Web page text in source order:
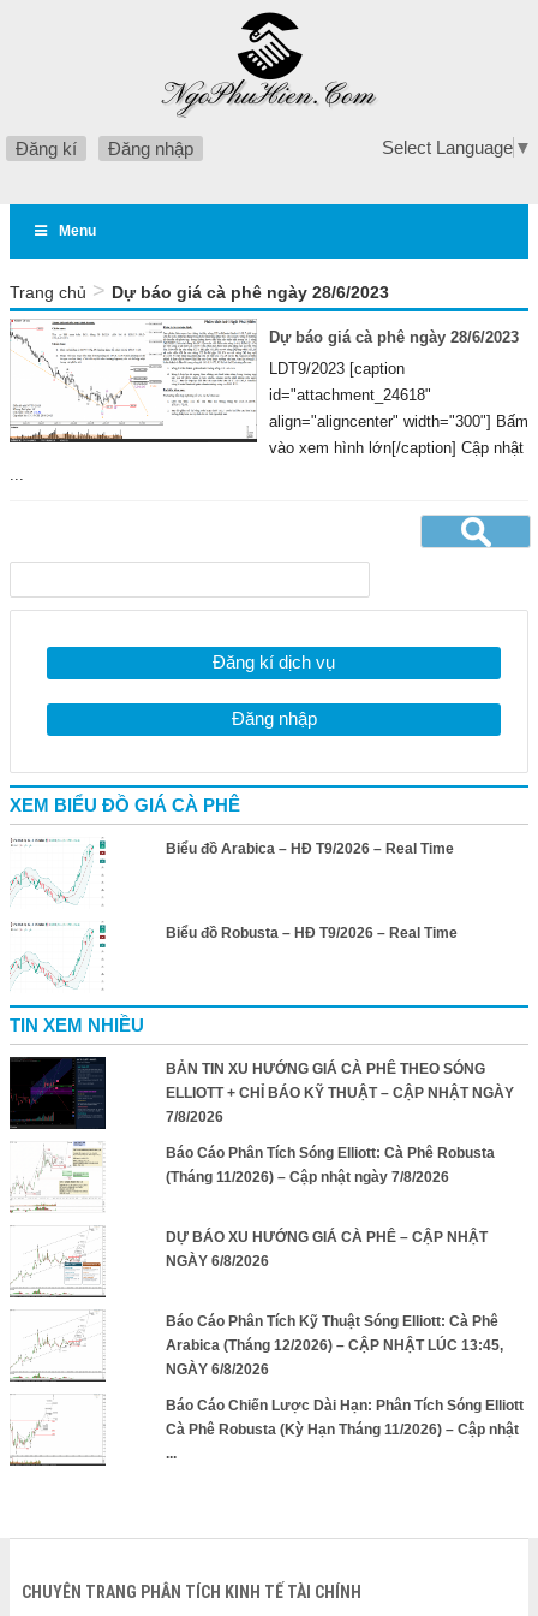
Đăng kí Đăng nhập Select Language ▼
Menu
Trang chủ > Dự báo giá cà phê ngày 28/6/2023
Dự báo giá cà phê ngày 28/6/2023
LDT9/2023 [caption
id="attachment_24618"
align="aligncenter" width="300"] Bấm
vào xem hình lớn[/caption] Cập nhật
...
Đăng kí dịch vụ
Đăng nhập
XEM BIỂU ĐỒ GIÁ CÀ PHÊ
Biểu đồ Arabica – HĐ T9/2026 – Real Time
Biểu đồ Robusta – HĐ T9/2026 – Real Time
TIN XEM NHIỀU
BẢN TIN XU HƯỚNG GIÁ CÀ PHÊ THEO SÓNG
ELLIOTT + CHỈ BÁO KỸ THUẬT – CẬP NHẬT NGÀY
7/8/2026
Báo Cáo Phân Tích Sóng Elliott: Cà Phê Robusta
(Tháng 11/2026) – Cập nhật ngày 7/8/2026
DỰ BÁO XU HƯỚNG GIÁ CÀ PHÊ – CẬP NHẬT
NGÀY 6/8/2026
Báo Cáo Phân Tích Kỹ Thuật Sóng Elliott: Cà Phê
Arabica (Tháng 12/2026) – CẬP NHẬT LÚC 13:45,
NGÀY 6/8/2026
Báo Cáo Chiến Lược Dài Hạn: Phân Tích Sóng Elliott
Cà Phê Robusta (Kỳ Hạn Tháng 11/2026) – Cập nhật
...
CHUYÊN TRANG PHÂN TÍCH KINH TẾ TÀI CHÍNH